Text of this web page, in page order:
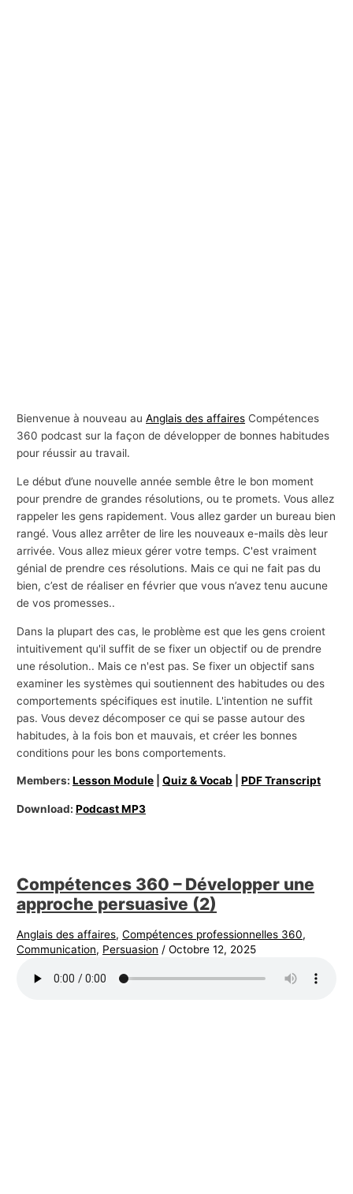
Bienvenue à nouveau auAnglais des affaires Compétences
360 podcast sur la façon de développer de bonnes habitudes
pour réussir au travail.
Le début d’une nouvelle année semble être le bon moment
pour prendre de grandes résolutions, ou te promets. Vous allez
rappeler les gens rapidement. Vous allez garder un bureau bien
rangé. Vous allez arrêter de lire les nouveaux e-mails dès leur
arrivée. Vous allez mieux gérer votre temps. C'est vraiment
génial de prendre ces résolutions. Mais ce qui ne fait pas du
bien, c’est de réaliser en février que vous n’avez tenu aucune
de vos promesses..
Dans la plupart des cas, le problème est que les gens croient
intuitivement qu'il suffit de se fixer un objectif ou de prendre
une résolution.. Mais ce n'est pas. Se fixer un objectif sans
examiner les systèmes qui soutiennent des habitudes ou des
comportements spécifiques est inutile. L'intention ne suffit
pas. Vous devez décomposer ce qui se passe autour des
habitudes, à la fois bon et mauvais, et créer les bonnes
conditions pour les bons comportements.
Members:Lesson Module |Quiz & Vocab |PDF Transcript
Download:Podcast MP3
Compétences 360 – Développer une
approche persuasive (2)
Anglais des affaires,Compétences professionnelles 360,
Communication, Persuasion /Octobre 12, 2025